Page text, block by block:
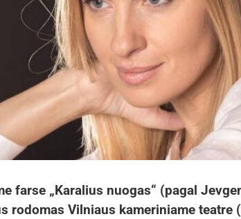
farse „Karalius nuogas“ (pagal
rodomas Vilniaus kameriniame teatre